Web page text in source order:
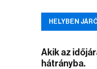
HELYBEN
Akik az
hátrányba.